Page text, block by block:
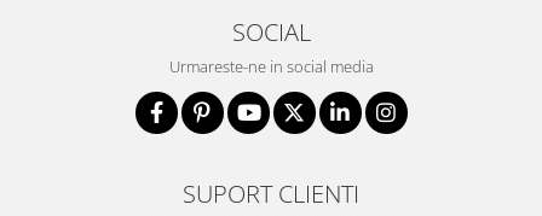
SOCIAL
Urmareste-ne in social media
SUPORT CLIENTI